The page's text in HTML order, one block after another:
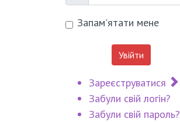
Запам'ятати мене
Увійти
Зареєструватися
Забули свій логін?
Забули свій пароль?